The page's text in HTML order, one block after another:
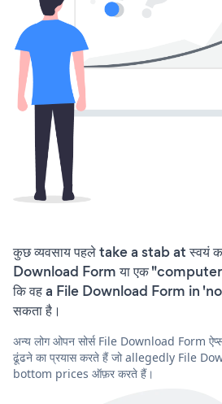
कुछ व्यवसाय पहले take a stab at स्वयं
Download Form या एक "computer
कि वह a File Download Form in 'no
सकता है।
अन्य लोग ओपन सोर्स File Download Form
ढूंढने का प्रयास करते हैं जो allegedly File
bottom prices ऑफ़र करते हैं।